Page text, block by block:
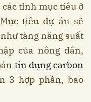
tỉnh mục tiêu ở
tiêu dự án sẽ
tăng năng suất
của nông dân,
tín dụng carbon
3 hợp phần, bao